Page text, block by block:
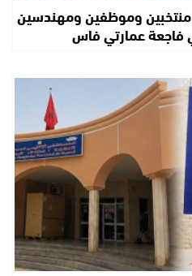
منتخبين وموظفين ومهندسين
فاجعة عمارتي فاس